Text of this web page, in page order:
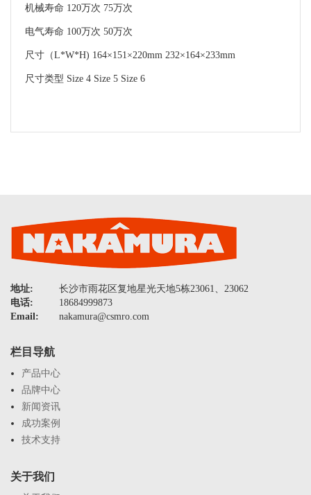
机械寿命 120万次 75万次
电气寿命 100万次 50万次
尺寸（L*W*H) 164×151×220mm 232×164×233mm
尺寸类型 Size 4 Size 5 Size 6
地址:
长沙市雨花区复地星光天地5栋23061、23062
电话:
18684999873
Email:
nakamura@csmro.com
栏目导航
产品中心
品牌中心
新闻资讯
成功案例
技术支持
关于我们